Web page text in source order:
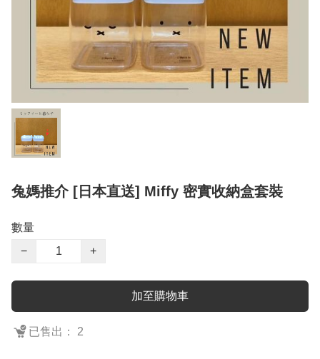
兔媽推介 [日本直送] Miffy 密實收納盒套裝
數量
−
+
加至購物車
已售出： 2